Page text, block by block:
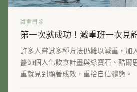
減重門診
第一次就成功！減重班一次見
許多人嘗試多種方法仍難以減重，加
醫師個人化飲食計畫與綠寶石、酷爾
重就見到顯著成效，重拾自信體態。